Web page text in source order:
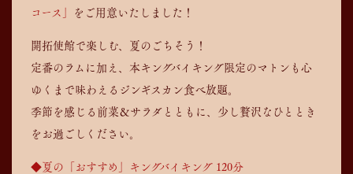
コース」 をご用意いたしました！
開拓使館で楽しむ、夏のごちそう！
定番のラムに加え、本キングバイキング限定のマトンも心
ゆくまで味わえるジンギスカン食べ放題。
季節を感じる前菜＆サラダとともに、少し贅沢なひととき
をお過ごしください。
◆夏の「おすすめ」キングバイキング 120分